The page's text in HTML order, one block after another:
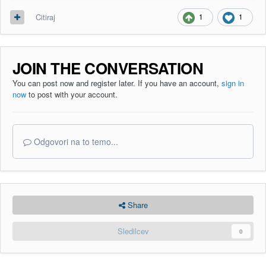
1 1
Citiraj
JOIN THE CONVERSATION
You can post now and register later. If you have an account, sign in
now to post with your account.
Odgovori na to temo...
Share
Sledilcev 0